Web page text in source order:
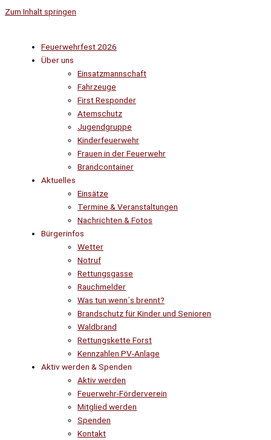
Zum Inhalt springen
Feuerwehrfest 2026
Über uns
Einsatzmannschaft
Fahrzeuge
First Responder
Atemschutz
Jugendgruppe
Kinderfeuerwehr
Frauen in der Feuerwehr
Brandcontainer
Aktuelles
Einsätze
Termine & Veranstaltungen
Nachrichten & Fotos
Bürgerinfos
Wetter
Notruf
Rettungsgasse
Rauchmelder
Was tun wenn´s brennt?
Brandschutz für Kinder und Senioren
Waldbrand
Rettungskette Forst
Kennzahlen PV-Anlage
Aktiv werden & Spenden
Aktiv werden
Feuerwehr-Förderverein
Mitglied werden
Spenden
Kontakt